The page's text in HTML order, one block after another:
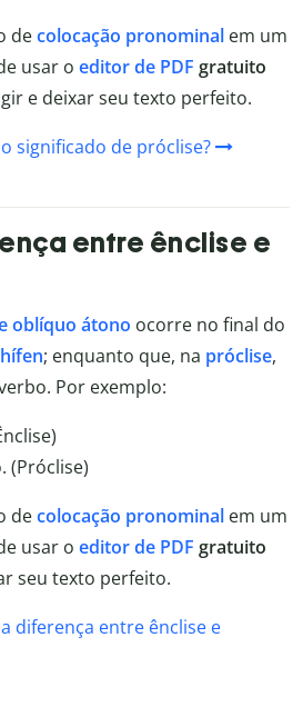
decolocação pronominal em um
usar o editor de PDF gratuito
e deixar seu texto perfeito.
significado de próclise?
entre ênclise e
oblíquo átono ocorre no final do
hífen; enquanto que, na próclise,
Por exemplo:
(Próclise)
decolocação pronominal em um
usar o editor de PDF gratuito
seu texto perfeito.
diferença entre ênclise e